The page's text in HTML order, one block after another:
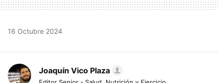
16 Octubre 2024
Joaquín Vico Plaza